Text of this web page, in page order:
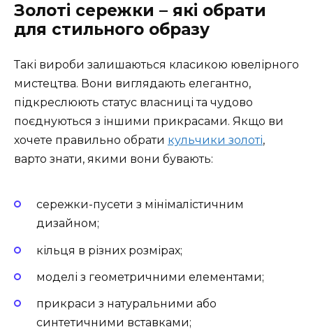
Золоті сережки – які обрати
для стильного образу
Такі вироби залишаються класикою ювелірного
мистецтва. Вони виглядають елегантно,
підкреслюють статус власниці та чудово
поєднуються з іншими прикрасами. Якщо ви
хочете правильно обрати кульчики золоті,
варто знати, якими вони бувають:
сережки-пусети з мінімалістичним
дизайном;
кільця в різних розмірах;
моделі з геометричними елементами;
прикраси з натуральними або
синтетичними вставками;